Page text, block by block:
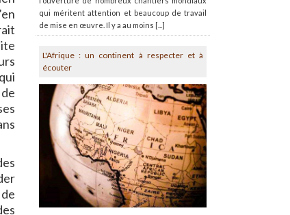
qui méritent attention et beaucoup de travail
de mise en œuvre. Il y a au moins [...]
L'Afrique : un continent à respecter et à
écouter